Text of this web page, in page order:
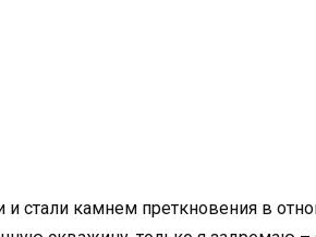
стали камнем преткновения в